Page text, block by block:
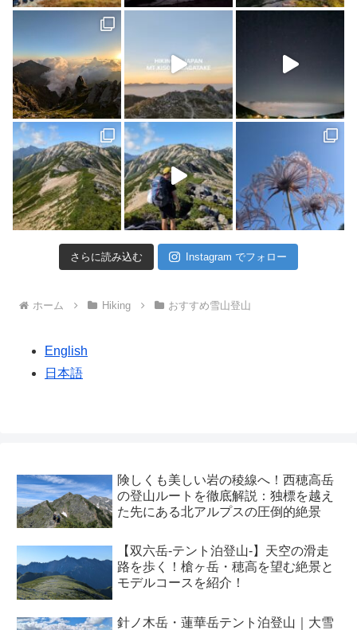
さらに読み込む Instagram でフォロー
ホーム Hiking おすすめ雪山登山
English
日本語
険しくも美しい岩の稜線へ！西穂高岳
の登山ルートを徹底解説：独標を越え
た先にある北アルプスの圧倒的絶景
【双六岳-テント泊登山-】天空の滑走
路を歩く！槍ヶ岳・穂高を望む絶景と
モデルコースを紹介！
針ノ木岳・蓮華岳テント泊登山｜大雪